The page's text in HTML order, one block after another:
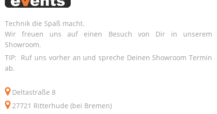
Technik die Spaß macht.
Wir freuen uns auf einen Besuch von Dir in unserem
Showroom.
TIP: Ruf uns vorher an und spreche Deinen Showroom Termin
ab.
Deltastraße 8
27721 Ritterhude (bei Bremen)